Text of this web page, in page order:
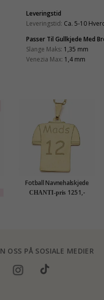
Leveringstid
Leveringstid: Ca. 5-10
Passer Til Gullkjede Med
Slange Maks: 1,35 mm
Venezia Max: 1,4 mm
Fotball Navnehalskjede
med anheng i forgylt sølv -
My Letter
CHANTI-pris 1251,-
OSS PÅ SOSIALE MEDIER